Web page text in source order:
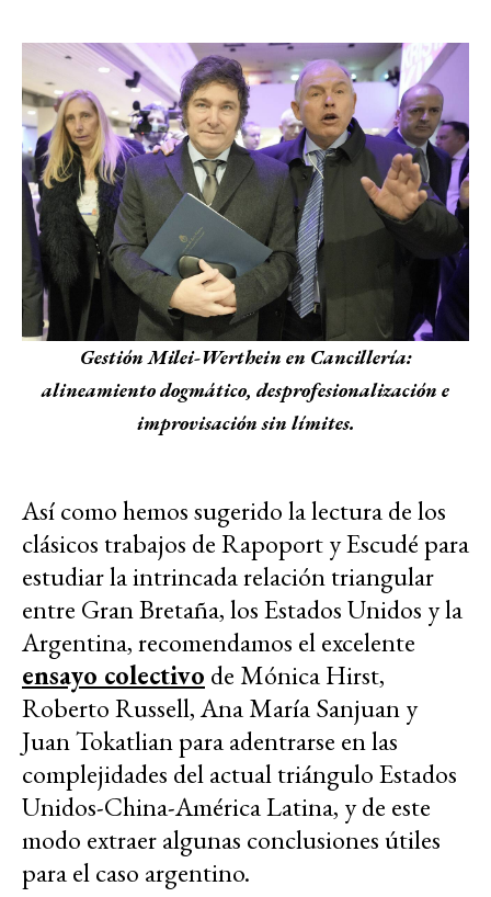
Gestión Milei-Werthein en Cancillería:
alineamiento dogmático, desprofesionalización e
improvisación sin límites.
Así como hemos sugerido la lectura de los
clásicos trabajos de Rapoport y Escudé para
estudiar la intrincada relación triangular
entre Gran Bretaña, los Estados Unidos y la
Argentina, recomendamos el excelente
ensayo colectivo de Mónica Hirst,
Roberto Russell, Ana María Sanjuan y
Juan Tokatlian para adentrarse en las
complejidades del actual triángulo Estados
Unidos-China-América Latina, y de este
modo extraer algunas conclusiones útiles
para el caso argentino.